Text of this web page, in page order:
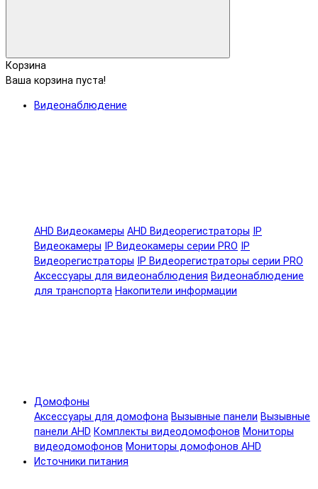
Корзина
Ваша корзина пуста!
Видеонаблюдение
AHD Видеокамеры AHD Видеорегистраторы IP
Видеокамеры IP Видеокамеры серии PRO IP
Видеорегистраторы IP Видеорегистраторы серии PRO
Аксессуары для видеонаблюдения Видеонаблюдение
для транспорта Накопители информации
Домофоны
Аксессуары для домофона Вызывные панели Вызывные
панели AHD Комплекты видеодомофонов Мониторы
видеодомофонов Мониторы домофонов AHD
Источники питания